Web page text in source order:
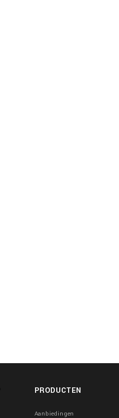
PRODUCTEN
Aanbiedingen